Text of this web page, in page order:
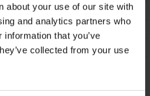
about your use of our site with
and analytics partners who
that you’ve
collected from your use